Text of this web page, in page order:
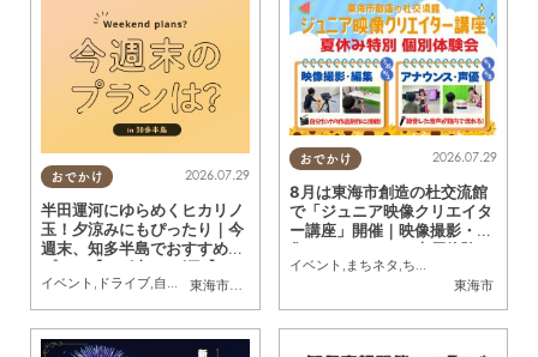
おでかけ
東海市
,大府市 美浜町
2026.07.29
半田運河にゆらめくヒカリノ
玉！夕涼みにもぴったり｜今
週末、知多半島でおすすめの
プラン【8/1(土)・2(日)】
イベント ドライブ 自然 まちネタ
おでかけ
東海市
2026.07.29
8月は東海市創造の杜交流館
で「ジュニア映像クリエイタ
ー講座」開催｜映像撮影・編
集やアナウンス・声優体験も
／ちたまる広告
イベント まちネタ ちたまる広告